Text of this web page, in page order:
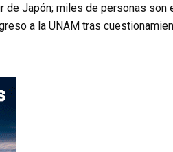
de Japón; miles de personas
a la UNAM tras